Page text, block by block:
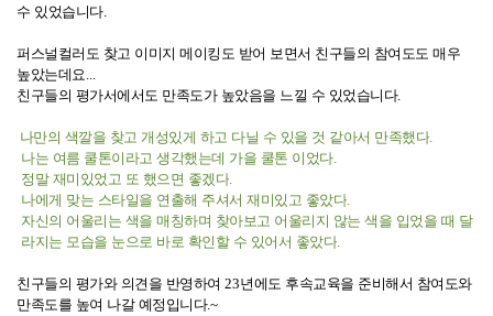
수 있었습니다.
퍼스널컬러도 찾고 이미지 메이킹도 받어 보면서 친구들의 참여도도 매우
높았는데요
친구들의 평가서에서도 만족도가 높았음을 느낄 수 있었습니다.
나만의 색깔을 찾고 개성있게 하고 다닐 수 있을 것 같아서 만족했다
나는 여름 쿨톤이라고 생각했는데 가을 쿨톤 이었다.
정말 재미있었고 또 했으면 좋겠다
나에게 맞는 스타일을 연출해 주셔서 재미있고 좋았다
자신의 어울리는 색을 매칭하며 찾아보고 어울리지 않는 색을 입었을 때 달
라지는 모습을 눈으로 바로 확인할 수 있어서 좋았다
친구들의 평가와 의견을 반영하여 23년에도 후속교육을 준비해서 참여도와
만족도를 높여 나갈 예정입니다.~